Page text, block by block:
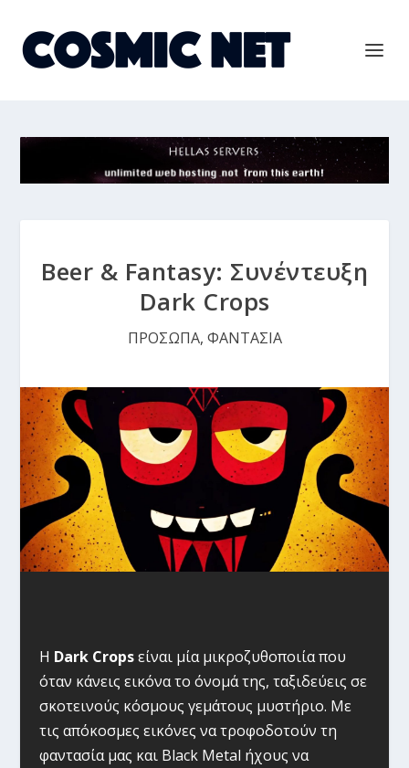
Beer & Fantasy: Συνέντευξη
Dark Crops
ΠΡΟΣΩΠΑ, ΦΑΝΤΑΣΙΑ
Η Dark Cropsείναι μία μικροζυθοποιία που
όταν κάνεις εικόνα το όνομά της, ταξιδεύεις σε
σκοτεινούς κόσμους γεμάτους μυστήριο. Με
τις απόκοσμες εικόνες να τροφοδοτούν τη
φαντασία μας και Black Metal ήχους να